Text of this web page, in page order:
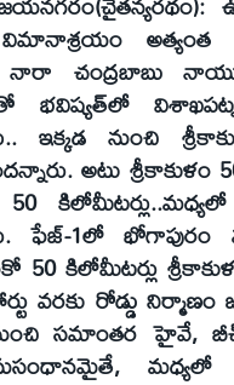
అత్యంత
నారా చంద్రబాబు
భవిష్యత్‌లో
ఇక్కడ నుంచి
అటు శ్రీకాకుళం
50
ఫేజ్‌-1లో భోగాపురం
50 కిలోమీటర్లు
వరకు రోడ్డు నిర్మాణం
సమాంతర హైవే, బీచ్‌
మధ్యలో